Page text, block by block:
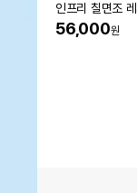
인프리 칠면조
56,000원